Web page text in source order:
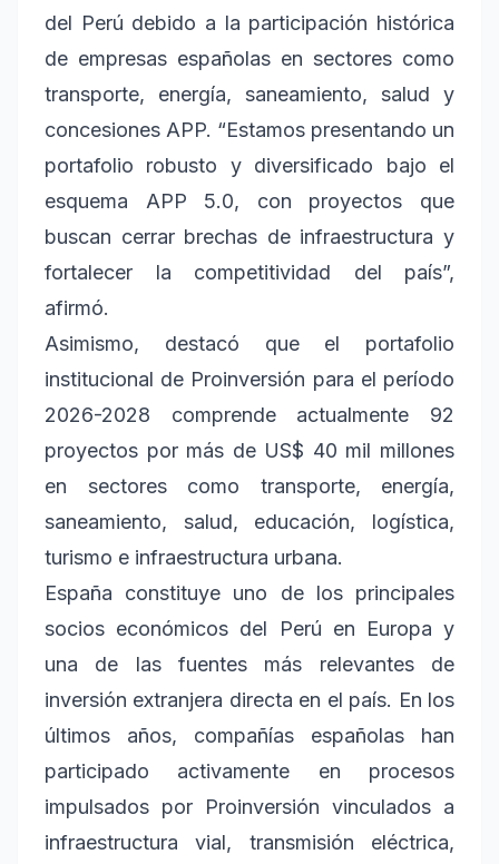
del Perú debido a la participación histórica
de empresas españolas en sectores como
transporte, energía, saneamiento, salud y
concesiones APP. “Estamos presentando un
portafolio robusto y diversificado bajo el
esquema APP 5.0, con proyectos que
buscan cerrar brechas de infraestructura y
fortalecer la competitividad del país”,
afirmó.
Asimismo, destacó que el portafolio
institucional de Proinversión para el período
2026-2028 comprende actualmente 92
proyectos por más de US$ 40 mil millones
en sectores como transporte, energía,
saneamiento, salud, educación, logística,
turismo e infraestructura urbana.
España constituye uno de los principales
socios económicos del Perú en Europa y
una de las fuentes más relevantes de
inversión extranjera directa en el país. En los
últimos años, compañías españolas han
participado activamente en procesos
impulsados por Proinversión vinculados a
infraestructura vial, transmisión eléctrica,